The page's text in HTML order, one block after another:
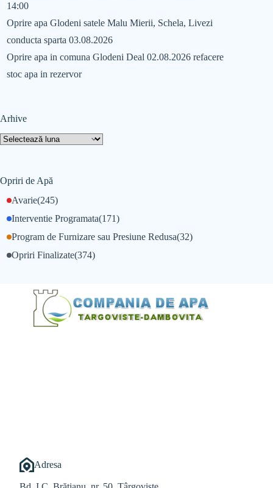
14:00
Oprire apa Glodeni satele Malu Mierii, Schela, Livezi
conducta sparta 03.08.2026
Oprire apa in comuna Glodeni Deal 02.08.2026 refacere
stoc apa in rezervor
Arhive
Opriri de Apă
Avarie(245)
Interventie Programata(171)
Opriri Finalizate(374)
Program de Furnizare sau Presiune Redusa(32)
Adresa